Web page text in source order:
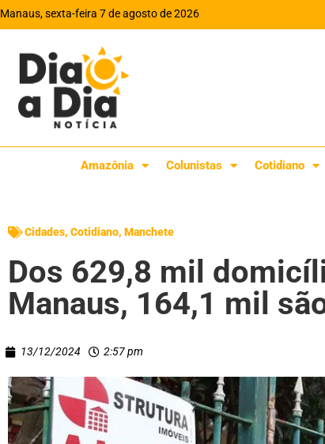
Manaus, sexta-feira 7 de agosto de 2026
Amazônia Colunistas Cotidiano
Cidades, Cotidiano, Manchete
Dos 629,8 mil
Manaus, 164,1 mil
13/12/2024 2:57 pm